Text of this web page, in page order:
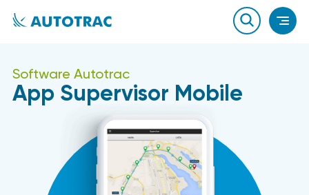
Software Autotrac
App Supervisor Mobile